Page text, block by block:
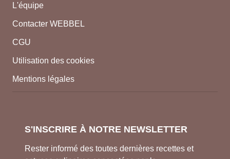
L'équipe
Contacter WEBBEL
CGU
Utilisation des cookies
Mentions légales
S'INSCRIRE À NOTRE NEWSLETTER
Rester informé des toutes dernières recettes et